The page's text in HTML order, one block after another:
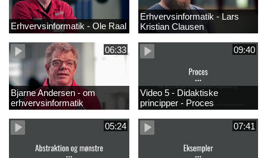
Erhvervsinformatik - Ole Raal
Erhvervsinformatik - Lars
Kristian Clausen
06:33
Bjarne Andersen - om
erhvervsinformatik
09:40
Video 5 - Didaktiske
principper - Proces
05:24 07:41